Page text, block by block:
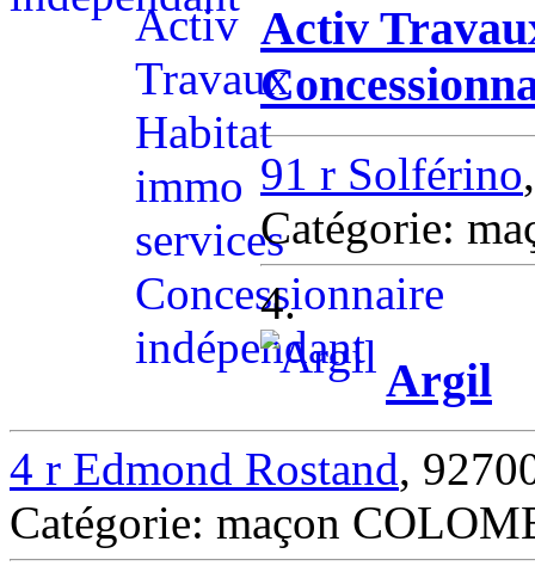
Activ
91 r Solférino
Catégorie:
4.
Argil
4 r Edmond Rostand,
Catégorie: maçon